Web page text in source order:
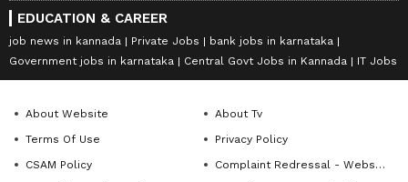
EDUCATION & CAREER
job news in kannada Private Jobs
bank jobs in karnataka
Government jobs in karnataka
Central Govt Jobs in Kannada IT Jobs
About Website
About Tv
Terms Of Use
Privacy Policy
CSAM Policy
Complaint Redressal - Website